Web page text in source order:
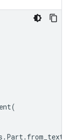
(
. Part. from_text